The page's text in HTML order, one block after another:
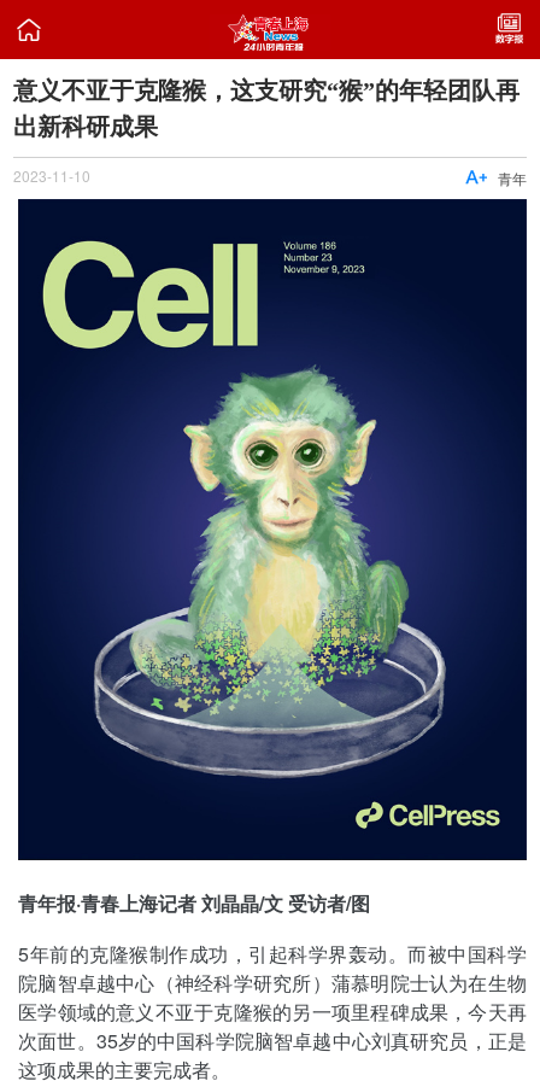

意义不亚于克隆猴，这支研究“猴”的年轻团队再
出新科研成果
2023-11-10 青年

青年报·青春上海记者 刘晶晶/文 受访者/图
5年前的克隆猴制作成功，引起科学界轰动。而被中国科学
院脑智卓越中心（神经科学研究所）蒲慕明院士认为在生物
医学领域的意义不亚于克隆猴的另一项里程碑成果，今天再
次面世。35岁的中国科学院脑智卓越中心刘真研究员，正是
这项成果的主要完成者。